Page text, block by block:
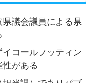
議会議員による県
コールフッティン
性がある